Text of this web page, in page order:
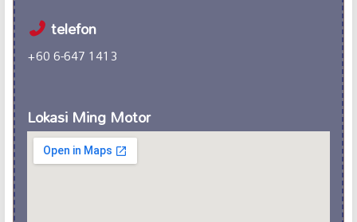
telefon
+60 6-647 1413
Lokasi Ming Motor